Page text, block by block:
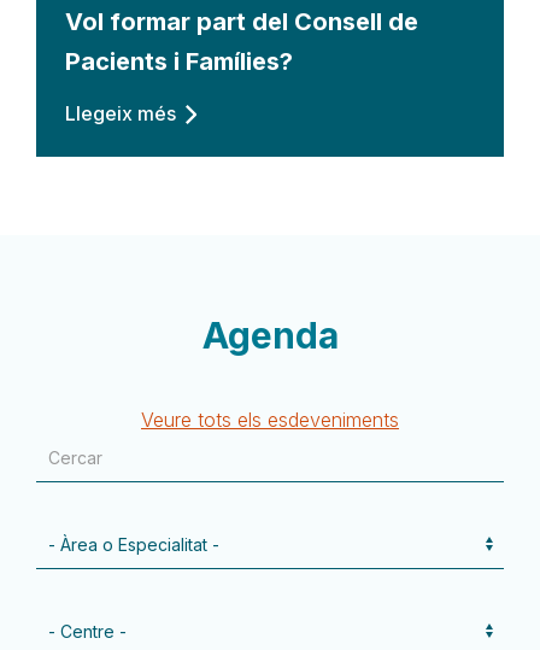
Vol formar part del Consell de
Pacients i Famílies?
Llegeix més
Agenda
Veure tots els esdeveniments